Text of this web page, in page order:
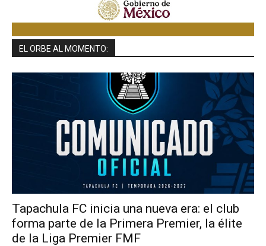
EL ORBE AL MOMENTO:
Tapachula FC inicia una nueva era: el club
forma parte de la Primera Premier, la élite
de la Liga Premier FMF